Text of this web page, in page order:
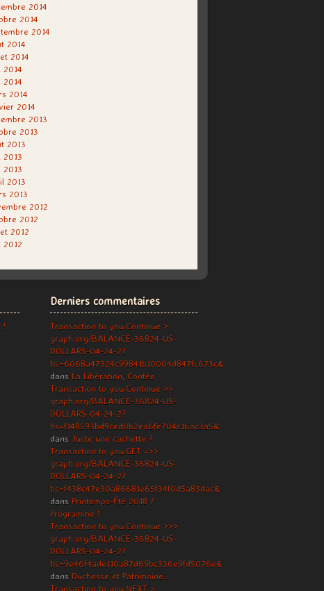
2014
2014
2014
2014
2014
2014
2014
2014
2014
2013
2013
2013
2013
2013
2013
2013
2012
2012
2012
2012
!
Derniers commentaires
Transaction to you.Continue >
graph.org/BALANCE-36824-US-
DOLLARS-04-24-2?
hs=6068a47324c99841b10004d847fc673c&
dans La Libération, Contée
Transaction to you.Continue >>
graph.org/BALANCE-36824-US-
DOLLARS-04-24-2?
hs=f148593bd9ced0b2ea6fe704c16ac3a5&
dans Juste une cachette ?
Transaction to you.GET =>>
graph.org/BALANCE-36824-US-
DOLLARS-04-24-2?
hs=f438c47e30a86681e65f34f0d5a83dac&
dans Printemps-Été 2018 /
Programme !
Transaction to you.Continue >>>
graph.org/BALANCE-36824-US-
DOLLARS-04-24-2?
hs=9e46f4ade110a87d69bc336e9fd5076e&
dans Duchesse et Patrimoine…
Transaction to you.NEXT >